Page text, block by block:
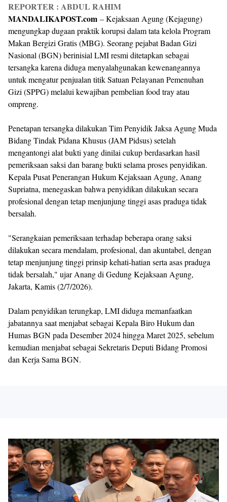
REPORTER : ABDUL RAHIM
MANDALIKAPOST.com – Kejaksaan Agung (Kejagung)
mengungkap dugaan praktik korupsi dalam tata kelola Program
Makan Bergizi Gratis (MBG). Seorang pejabat Badan Gizi
Nasional (BGN) berinisial LMI resmi ditetapkan sebagai
tersangka karena diduga menyalahgunakan kewenangannya
untuk mengatur penjualan titik Satuan Pelayanan Pemenuhan
Gizi (SPPG) melalui kewajiban pembelian food tray atau
ompreng.
Penetapan tersangka dilakukan Tim Penyidik Jaksa Agung Muda
Bidang Tindak Pidana Khusus (JAM Pidsus) setelah
mengantongi alat bukti yang dinilai cukup berdasarkan hasil
pemeriksaan saksi dan barang bukti selama proses penyidikan.
Kepala Pusat Penerangan Hukum Kejaksaan Agung, Anang
Supriatna, menegaskan bahwa penyidikan dilakukan secara
profesional dengan tetap menjunjung tinggi asas praduga tidak
bersalah.
"Serangkaian pemeriksaan terhadap beberapa orang saksi
dilakukan secara mendalam, profesional, dan akuntabel, dengan
tetap menjunjung tinggi prinsip kehati-hatian serta asas praduga
tidak bersalah," ujar Anang di Gedung Kejaksaan Agung,
Jakarta, Kamis (2/7/2026).
Dalam penyidikan terungkap, LMI diduga memanfaatkan
jabatannya saat menjabat sebagai Kepala Biro Hukum dan
Humas BGN pada Desember 2024 hingga Maret 2025, sebelum
kemudian menjabat sebagai Sekretaris Deputi Bidang Promosi
dan Kerja Sama BGN.